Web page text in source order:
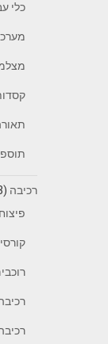
כלי
רכיבה (113)